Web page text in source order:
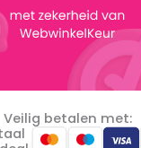
Veilig betalen met: